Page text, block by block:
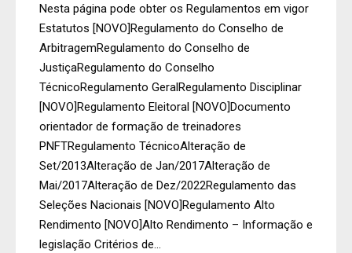
Nesta página pode obter os Regulamentos em vigor
Estatutos [NOVO]Regulamento do Conselho de
ArbitragemRegulamento do Conselho de
JustiçaRegulamento do Conselho
TécnicoRegulamento GeralRegulamento Disciplinar
[NOVO]Regulamento Eleitoral [NOVO]Documento
orientador de formação de treinadores
PNFTRegulamento TécnicoAlteração de
Set/2013Alteração de Jan/2017Alteração de
Mai/2017Alteração de Dez/2022Regulamento das
Seleções Nacionais [NOVO]Regulamento Alto
Rendimento [NOVO]Alto Rendimento – Informação e
legislação Critérios de...